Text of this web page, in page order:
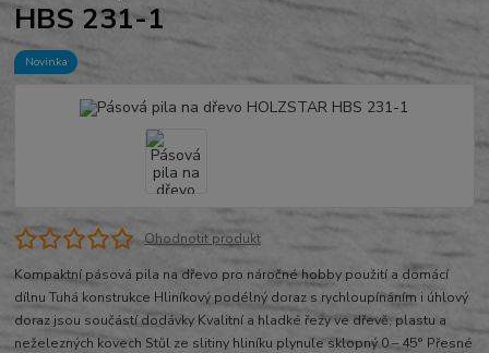
HBS 231-1
Novinka
Ohodnotit produkt
Kompaktní pásová pila na dřevo pro náročné hobby použití a domácí
dílnu Tuhá konstrukce Hliníkový podélný doraz s rychloupínáním i úhlový
doraz jsou součástí dodávky Kvalitní a hladké řezy ve dřevě, plastu a
neželezných kovech Stůl ze slitiny hliníku plynule sklopný 0 – 45° Přesné